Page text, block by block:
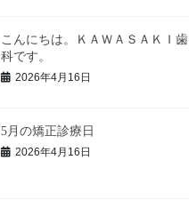
こんにちは。ＫＡＷＡＳＡＫＩ歯
科です。
2026年4月16日
5月の矯正診療日
2026年4月16日